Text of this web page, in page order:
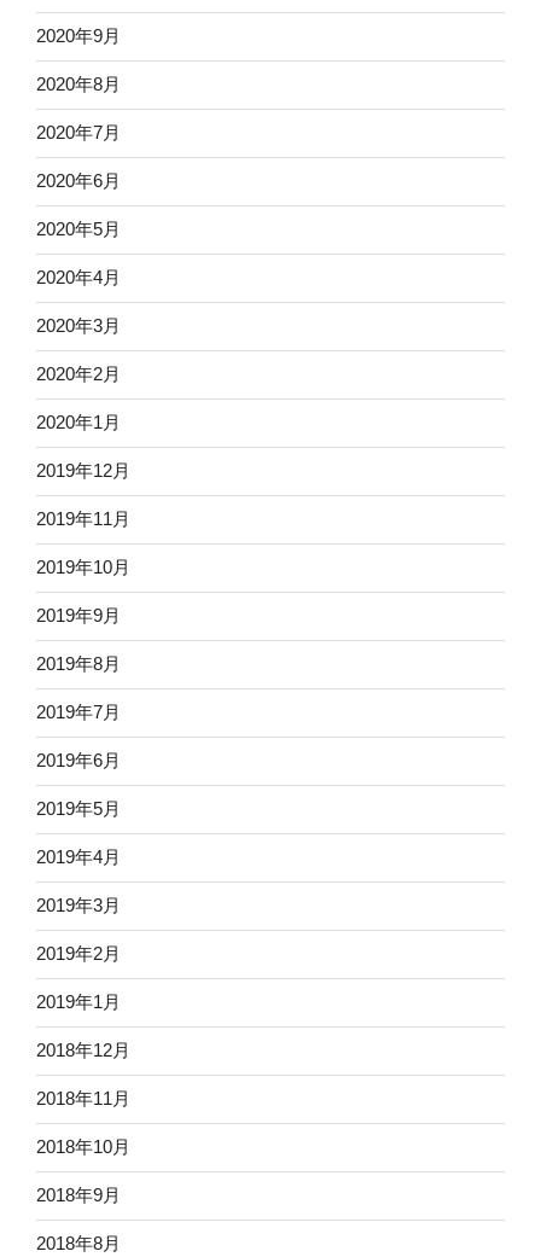
2020年9月
2020年8月
2020年7月
2020年6月
2020年5月
2020年4月
2020年3月
2020年2月
2020年1月
2019年12月
2019年11月
2019年10月
2019年9月
2019年8月
2019年7月
2019年6月
2019年5月
2019年4月
2019年3月
2019年2月
2019年1月
2018年12月
2018年11月
2018年10月
2018年9月
2018年8月